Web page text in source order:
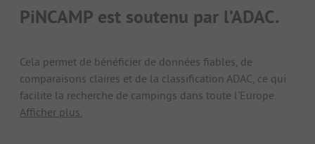
PiNCAMP est soutenu par l’ADAC.
Cela permet de bénéficier de données fiables, de
comparaisons claires et de la classification ADAC, ce qui
facilite la recherche de campings dans toute l'Europe.
Afficher plus.